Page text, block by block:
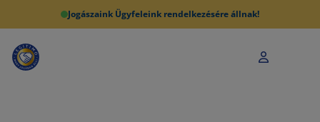
Jogászaink Ügyfeleink rendelkezésére állnak!